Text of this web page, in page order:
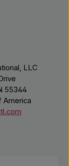
LLC
55344
America